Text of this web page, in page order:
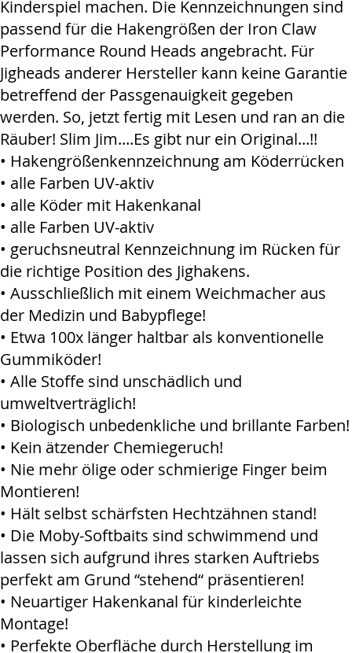
Kinderspiel machen. Die Kennzeichnungen sind
passend für die Hakengrößen der Iron Claw
Performance Round Heads angebracht. Für
Jigheads anderer Hersteller kann keine Garantie
betreffend der Passgenauigkeit gegeben
werden. So, jetzt fertig mit Lesen und ran an die
Räuber! Slim Jim....Es gibt nur ein Original...!!
• Hakengrößenkennzeichnung am Köderrücken
• alle Farben UV-aktiv
• alle Köder mit Hakenkanal
• alle Farben UV-aktiv
• geruchsneutral Kennzeichnung im Rücken für
die richtige Position des Jighakens.
• Ausschließlich mit einem Weichmacher aus
der Medizin und Babypflege!
• Etwa 100x länger haltbar als konventionelle
Gummiköder!
• Alle Stoffe sind unschädlich und
umweltverträglich!
• Biologisch unbedenkliche und brillante Farben!
• Kein ätzender Chemiegeruch!
• Nie mehr ölige oder schmierige Finger beim
Montieren!
• Hält selbst schärfsten Hechtzähnen stand!
• Die Moby-Softbaits sind schwimmend und
lassen sich aufgrund ihres starken Auftriebs
perfekt am Grund “stehend“ präsentieren!
• Neuartiger Hakenkanal für kinderleichte
Montage!
• Perfekte Oberfläche durch Herstellung im